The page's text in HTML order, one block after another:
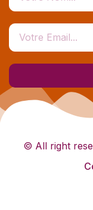
© All right